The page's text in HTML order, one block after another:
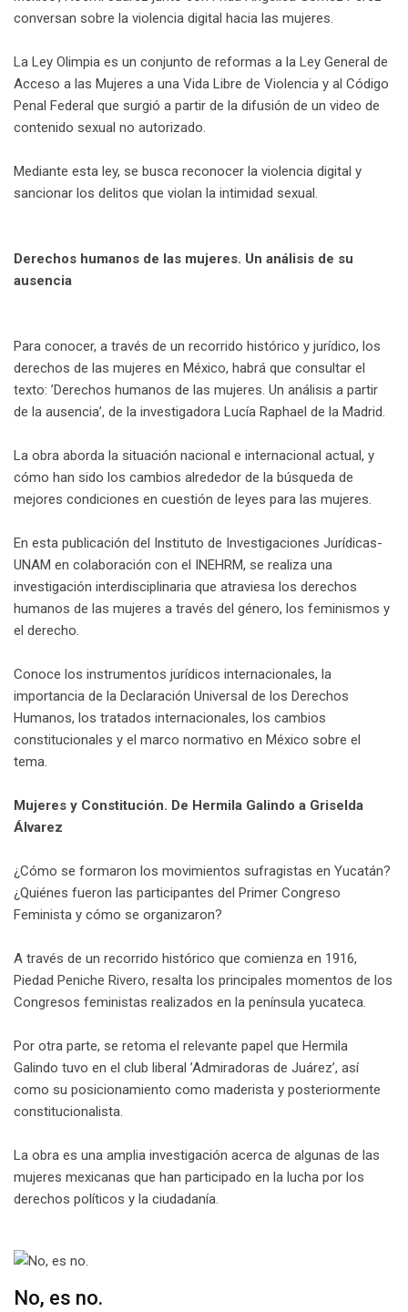
conversan sobre la violencia digital hacia las mujeres.
La Ley Olimpia es un conjunto de reformas a la Ley General de
Acceso a las Mujeres a una Vida Libre de Violencia y al Código
Penal Federal que surgió a partir de la difusión de un video de
contenido sexual no autorizado.
Mediante esta ley, se busca reconocer la violencia digital y
sancionar los delitos que violan la intimidad sexual.
Derechos humanos de las mujeres. Un análisis de su
ausencia
Para conocer, a través de un recorrido histórico y jurídico, los
derechos de las mujeres en México, habrá que consultar el
texto: ’Derechos humanos de las mujeres. Un análisis a partir
de la ausencia’, de la investigadora Lucía Raphael de la Madrid.
La obra aborda la situación nacional e internacional actual, y
cómo han sido los cambios alrededor de la búsqueda de
mejores condiciones en cuestión de leyes para las mujeres.
En esta publicación del Instituto de Investigaciones Jurídicas-
UNAM en colaboración con el INEHRM, se realiza una
investigación interdisciplinaria que atraviesa los derechos
humanos de las mujeres a través del género, los feminismos y
el derecho.
Conoce los instrumentos jurídicos internacionales, la
importancia de la Declaración Universal de los Derechos
Humanos, los tratados internacionales, los cambios
constitucionales y el marco normativo en México sobre el
tema.
Mujeres y Constitución. De Hermila Galindo a Griselda
Álvarez
¿Cómo se formaron los movimientos sufragistas en Yucatán?
¿Quiénes fueron las participantes del Primer Congreso
Feminista y cómo se organizaron?
A través de un recorrido histórico que comienza en 1916,
Piedad Peniche Rivero, resalta los principales momentos de los
Congresos feministas realizados en la península yucateca.
Por otra parte, se retoma el relevante papel que Hermila
Galindo tuvo en el club liberal ’Admiradoras de Juárez’, así
como su posicionamiento como maderista y posteriormente
constitucionalista.
La obra es una amplia investigación acerca de algunas de las
mujeres mexicanas que han participado en la lucha por los
derechos políticos y la ciudadanía.
No, es no.